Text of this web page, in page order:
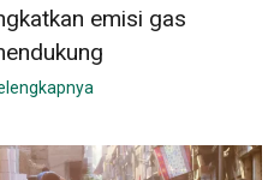
emisi gas